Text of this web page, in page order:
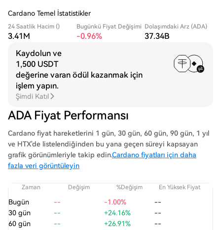
Cardano Temel İstatistikler
24 Saatlik Hacim ()
3.41M
Bugünkü Fiyat Değişimi
-0.96%
Dolaşımdaki Arz (ADA)
37.34B
Kaydolun ve
1,500 USDT
değerine varan ödül kazanmak için
işlem yapın.
Şimdi Katıl
ADA Fiyat Performansı
Cardano fiyat hareketlerini 1 gün, 30 gün, 60 gün, 90 gün, 1 yıl
ve HTX'de listelendiğinden bu yana geçen süreyi kapsayan
grafik görünümleriyle takip edin.Cardano fiyatları için daha
fazla veri görüntüleyin
Zaman Değişim %Değişim En Yüksek Fiyat
Bugün -- -1.00%
--
30 gün
-- +24.16%
--
60 gün
-- +26.91%
--